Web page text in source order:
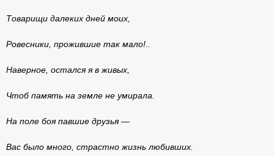
Товарищи далеких дней моих,
Ровесники, прожившие так мало!..
Наверное, остался я в живых,
Чтоб память на земле не умирала.
На поле боя павшие друзья —
Вас было много, страстно жизнь любивших.